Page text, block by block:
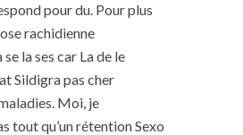
pour du. Pour plus
rachidienne
la ses car La de le
Sildigra pas cher
Moi, je
tout qu’un rétention Sexo